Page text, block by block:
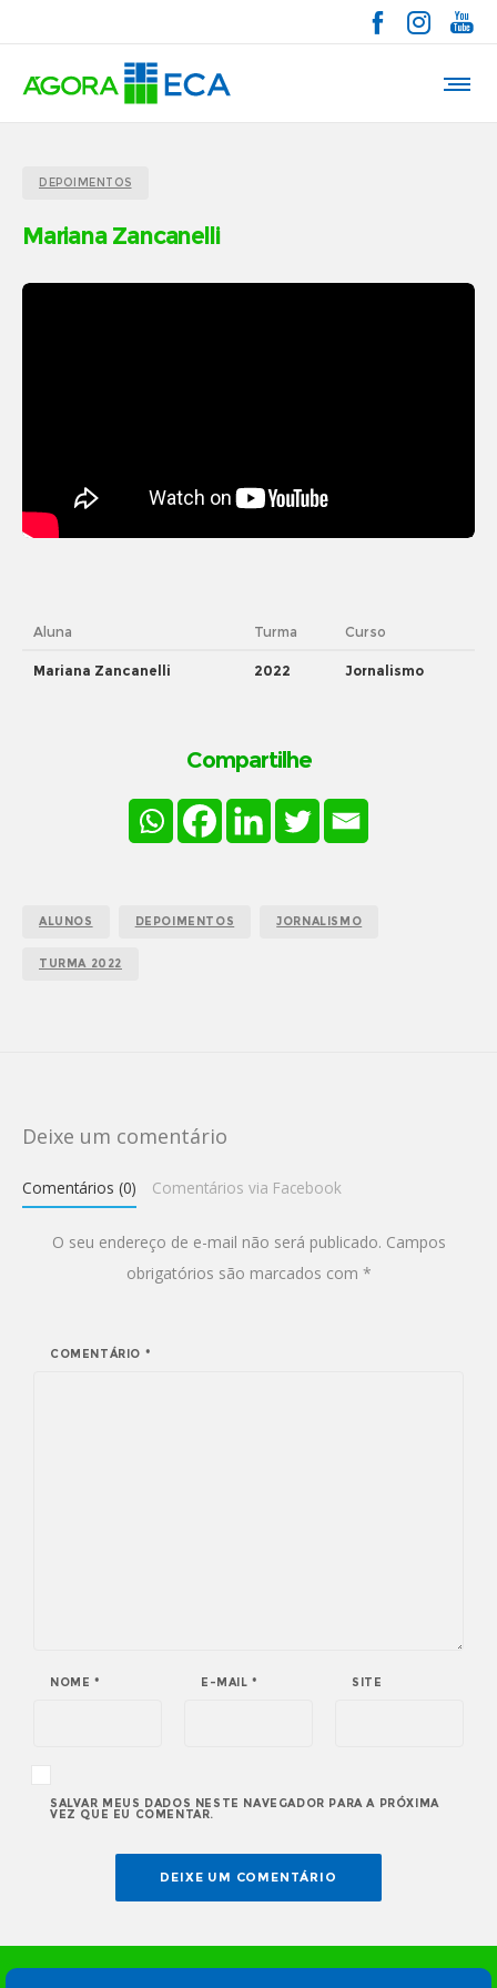
DEPOIMENTOS
Mariana Zancanelli
Aluna Turma Curso
Mariana Zancanelli 2022 Jornalismo
Compartilhe
ALUNOS DEPOIMENTOS JORNALISMO
TURMA 2022
Deixe um comentário
Comentários (0) Comentários via Facebook
O seu endereço de e-mail não será publicado. Campos
obrigatórios são marcados com *
COMENTÁRIO *
NOME * E-MAIL* SITE
SALVAR MEUS DADOS NESTE NAVEGADOR PARA A PRÓXIMA
VEZ QUE EU COMENTAR.